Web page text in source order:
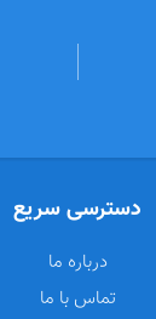
دسترسی سریع
درباره ما
تماس با ما